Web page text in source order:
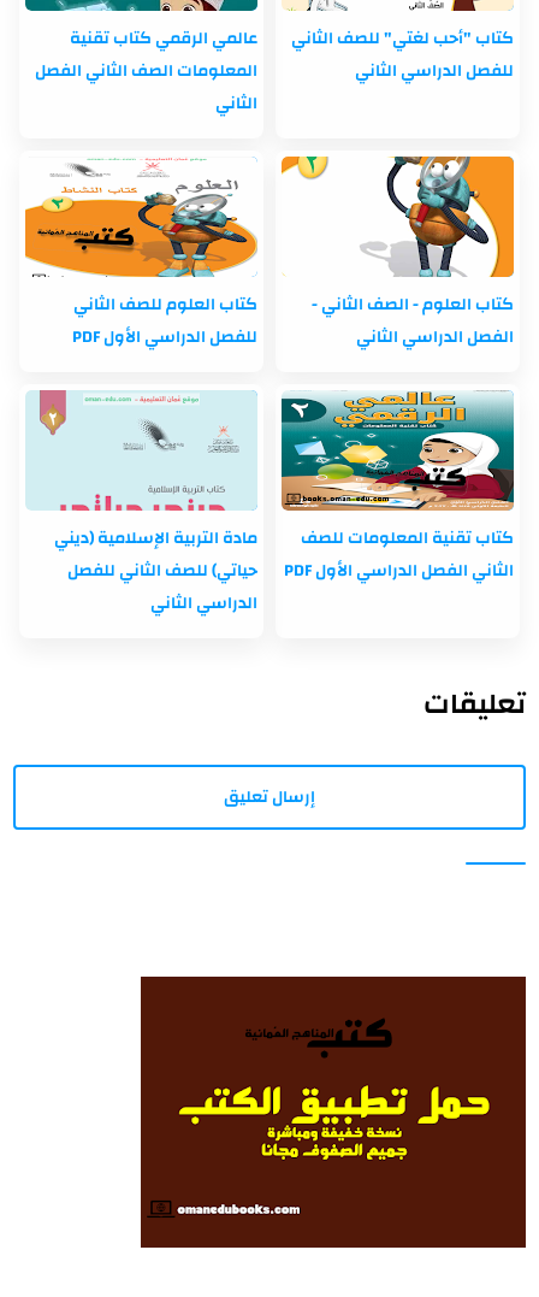
كتاب "أحب لغتي" للصف الثاني
للفصل الدراسي الثاني
عالمي الرقمي كتاب تقنية
المعلومات الصف الثاني الفصل
الثاني
كتاب العلوم - الصف الثاني -
الفصل الدراسي الثاني
كتاب العلوم للصف الثاني
للفصل الدراسي الأول PDF
كتاب تقنية المعلومات للصف
الثاني الفصل الدراسي الأول PDF
مادة التربية الإسلامية (ديني
حياتي) للصف الثاني للفصل
الدراسي الثاني
تعليقات
إرسال تعليق